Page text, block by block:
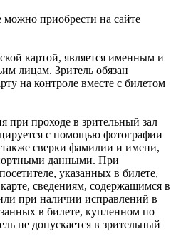
приобрести на сайте
картой, является именным и
лицам. Зритель обязан
на контроле вместе с билетом
при проходе в зрительный зал
с помощью фотографии
сверки фамилии и имени,
данными. При
указанных в билете,
сведениям, содержащимся в
при наличии исправлений в
в билете, купленном по
не допускается в зрительный